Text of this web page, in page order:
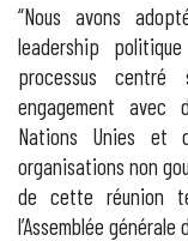
“Nous avons
leadership
processus
engagement avec
Nations Unies et
organisations non
de cette réunion
l’Assemblée